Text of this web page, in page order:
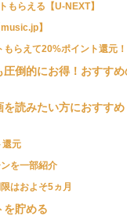
もらえる【U-NEXT】
】
らえて20%ポイント還元！
倒的にお得！おすすめ
を読みたい方におすす
還元
を一部紹介
はおよそ5ヵ月
貯める